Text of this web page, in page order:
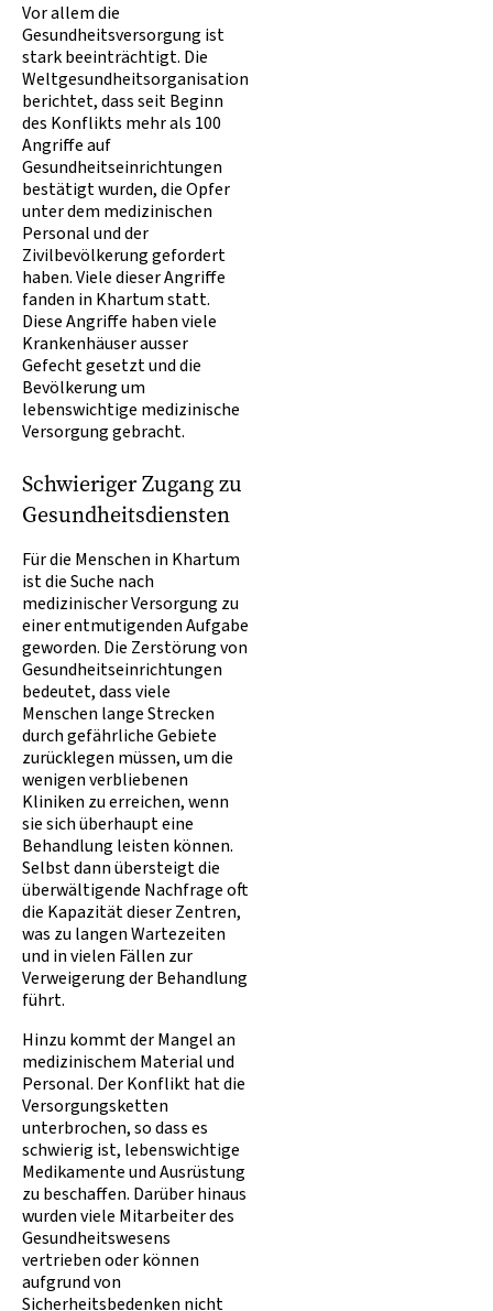
Vor allem die
Gesundheitsversorgung ist
stark beeinträchtigt. Die
Weltgesundheitsorganisation
berichtet, dass seit Beginn
des Konflikts mehr als 100
Angriffe auf
Gesundheitseinrichtungen
bestätigt wurden, die Opfer
unter dem medizinischen
Personal und der
Zivilbevölkerung gefordert
haben. Viele dieser Angriffe
fanden in Khartum statt.
Diese Angriffe haben viele
Krankenhäuser ausser
Gefecht gesetzt und die
Bevölkerung um
lebenswichtige medizinische
Versorgung gebracht.
Schwieriger Zugang zu
Gesundheitsdiensten
Für die Menschen in Khartum
ist die Suche nach
medizinischer Versorgung zu
einer entmutigenden Aufgabe
geworden. Die Zerstörung von
Gesundheitseinrichtungen
bedeutet, dass viele
Menschen lange Strecken
durch gefährliche Gebiete
zurücklegen müssen, um die
wenigen verbliebenen
Kliniken zu erreichen, wenn
sie sich überhaupt eine
Behandlung leisten können.
Selbst dann übersteigt die
überwältigende Nachfrage oft
die Kapazität dieser Zentren,
was zu langen Wartezeiten
und in vielen Fällen zur
Verweigerung der Behandlung
führt.
Hinzu kommt der Mangel an
medizinischem Material und
Personal. Der Konflikt hat die
Versorgungsketten
unterbrochen, so dass es
schwierig ist, lebenswichtige
Medikamente und Ausrüstung
zu beschaffen. Darüber hinaus
wurden viele Mitarbeiter des
Gesundheitswesens
vertrieben oder können
aufgrund von
Sicherheitsbedenken nicht